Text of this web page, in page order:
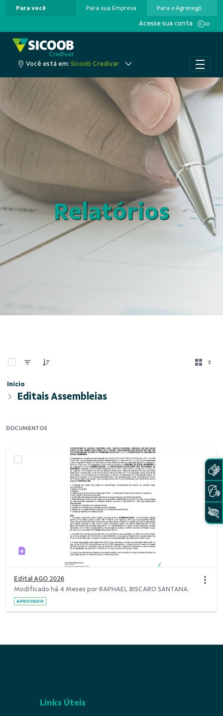
Pular para o Conteúdo principal
Para você Para sua Empresa Para o Agronegócio
Acesse sua conta
Você está em: Sicoob Credivar
Relatórios
Início
Editais Assembleias
DOCUMENTOS
Edital AGO 2026
Modificado há 4 Meses por RAPHAEL BISCARO SANTANA.
APROVADO
Links Úteis